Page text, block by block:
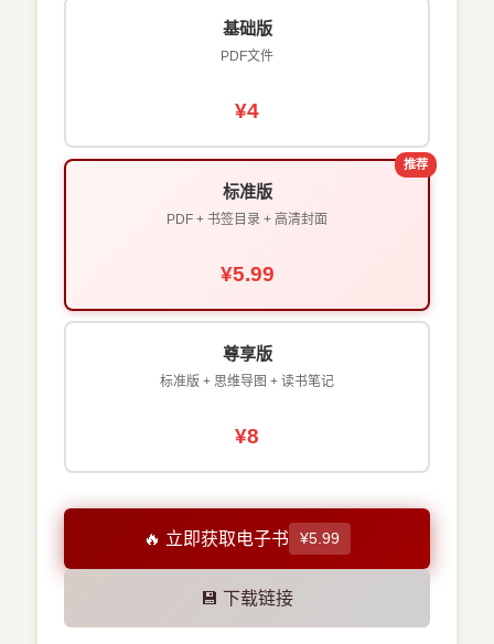
基础版
PDF文件
¥4
推荐
标准版
PDF + 书签目录 + 高清封面
¥5.99
尊享版
标准版 + 思维导图 + 读书笔记
¥8
🔥 立即获取电子书 ¥5.99
💾 下载链接